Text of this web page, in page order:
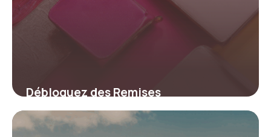
Débloquez des Remises
Exceptionnelles : Les Meilleurs Codes
Promo Skidiscount à Ne Pas Manquer